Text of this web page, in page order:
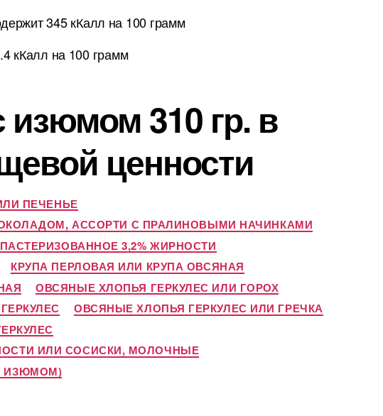
345 кКалл на 100 грамм
кКалл на 100 грамм
310 гр. в
ценности
ПЕЧЕНЬЕ
АССОРТИ С ПРАЛИНОВЫМИ НАЧИНКАМИ
3,2% ЖИРНОСТИ
КРУПА ПЕРЛОВАЯ ИЛИ КРУПА ОВСЯНАЯ
ОВСЯНЫЕ ХЛОПЬЯ ГЕРКУЛЕС ИЛИ ГОРОХ
ОВСЯНЫЕ ХЛОПЬЯ ГЕРКУЛЕС ИЛИ ГРЕЧКА
ИЛИ СОСИСКИ, МОЛОЧНЫЕ
ИЗЮМОМ)